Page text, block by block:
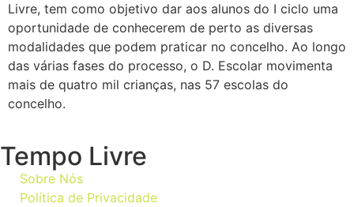
Livre, tem como objetivo dar aos alunos do I ciclo uma
oportunidade de conhecerem de perto as diversas
modalidades que podem praticar no concelho. Ao longo
das várias fases do processo, o D. Escolar movimenta
mais de quatro mil crianças, nas 57 escolas do
concelho.
Tempo Livre
Sobre Nós
Política de Privacidade